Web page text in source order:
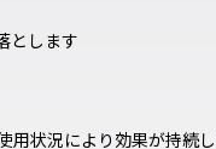
とします
状況により効果が持続し